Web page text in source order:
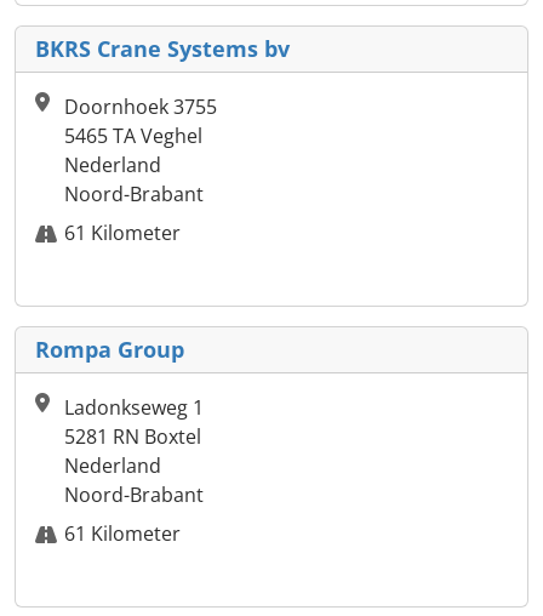
BKRS Crane Systems bv
Doornhoek 3755
5465 TA Veghel
Nederland
Noord-Brabant
61 Kilometer
Rompa Group
Ladonkseweg 1
5281 RN Boxtel
Nederland
Noord-Brabant
61 Kilometer